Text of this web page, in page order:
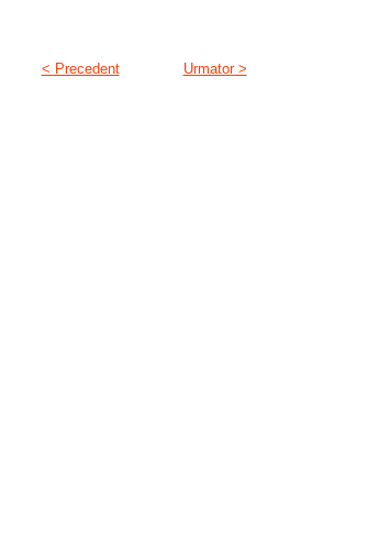
< Precedent Urmator >